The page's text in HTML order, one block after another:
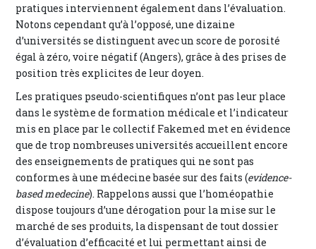
pratiques interviennent également dans l’évaluation.
Notons cependant qu’à l’opposé, une dizaine
d’universités se distinguent avec un score de porosité
égal à zéro, voire négatif (Angers), grâce à des prises de
position très explicites de leur doyen.
Les pratiques pseudo-scientifiques n’ont pas leur place
dans le système de formation médicale et l’indicateur
mis en place par le collectif Fakemed met en évidence
que de trop nombreuses universités accueillent encore
des enseignements de pratiques qui ne sont pas
conformes à une médecine basée sur des faits (evidence-
based medecine). Rappelons aussi que l’homéopathie
dispose toujours d’une dérogation pour la mise sur le
marché de ses produits, la dispensant de tout dossier
d’évaluation d’efficacité et lui permettant ainsi de